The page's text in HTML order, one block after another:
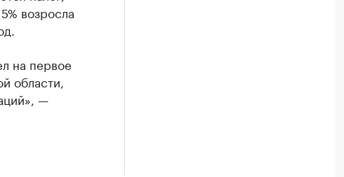
возросла
на первое
области,
—